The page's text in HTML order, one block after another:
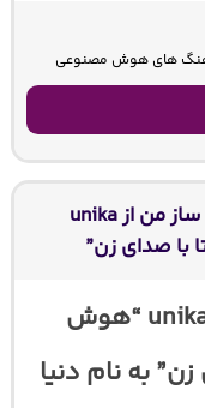
آهنگ های هوش مصنوعی
دانلود آهنگ دنیا داره میرقصه با ساز من از unika
دانلود آهنگ جدید unika radio “هوش
به نام دنیا